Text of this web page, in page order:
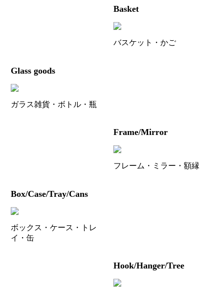
Basket
バスケット・かご
Glass goods
ガラス雑貨・ボトル・瓶
Frame/Mirror
フレーム・ミラー・額縁
Box/Case/Tray/Cans
ボックス・ケース・トレ
イ・缶
Hook/Hanger/Tree